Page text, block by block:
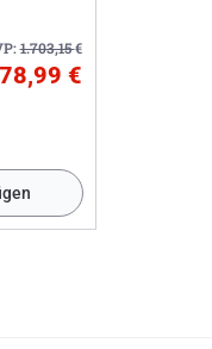
1.703,15€
€